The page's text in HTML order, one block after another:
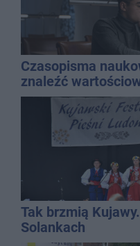
Czasopisma
znaleźć
Tak brzmią
Solankach